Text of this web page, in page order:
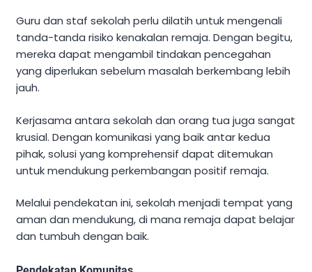
Guru dan staf sekolah perlu dilatih untuk mengenali
tanda-tanda risiko kenakalan remaja. Dengan begitu,
mereka dapat mengambil tindakan pencegahan
yang diperlukan sebelum masalah berkembang lebih
jauh.
Kerjasama antara sekolah dan orang tua juga sangat
krusial. Dengan komunikasi yang baik antar kedua
pihak, solusi yang komprehensif dapat ditemukan
untuk mendukung perkembangan positif remaja.
Melalui pendekatan ini, sekolah menjadi tempat yang
aman dan mendukung, di mana remaja dapat belajar
dan tumbuh dengan baik.